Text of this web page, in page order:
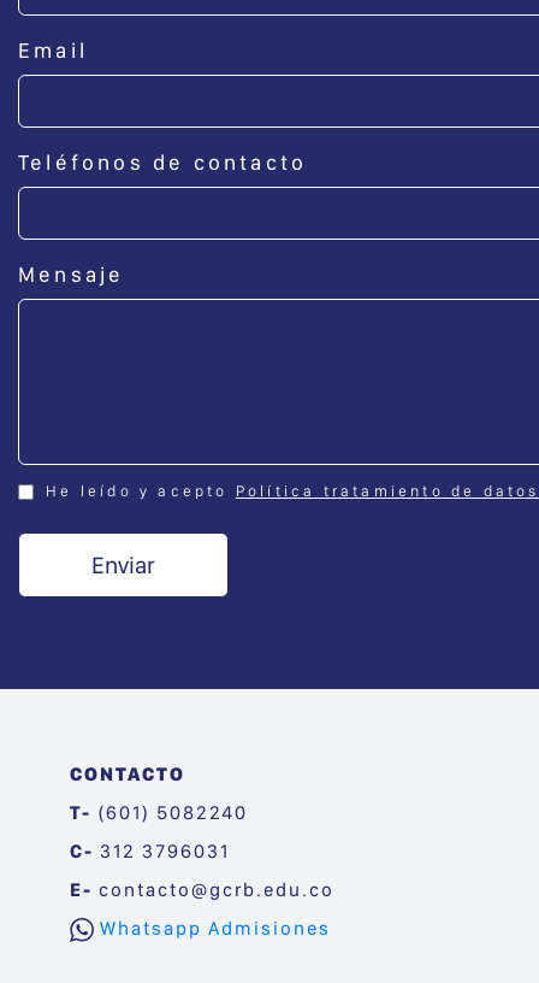
Email
Teléfonos de contacto
Mensaje
He leído y acepto Política tratamiento de datos
CONTACTO
T- (601) 5082240
C- 312 3796031
E- contacto@gcrb.edu.co
Whatsapp Admisiones